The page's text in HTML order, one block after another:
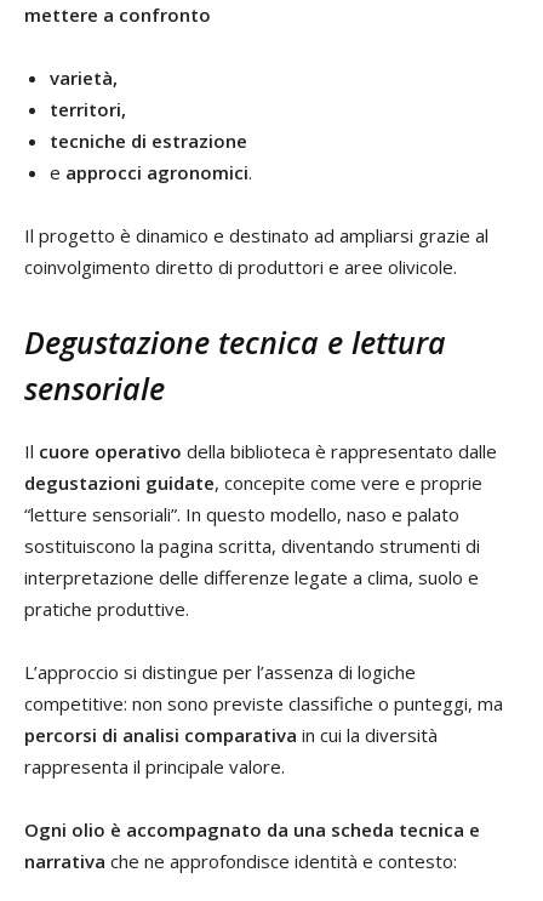
mettere a confronto
varietà,
territori,
tecniche di estrazione
e approcci agronomici.
Il progetto è dinamico e destinato ad ampliarsi grazie al
coinvolgimento diretto di produttori e aree olivicole.
Degustazione tecnica e lettura
sensoriale
Il cuore operativo della biblioteca è rappresentato dalle
degustazioni guidate, concepite come vere e proprie
“letture sensoriali”. In questo modello, naso e palato
sostituiscono la pagina scritta, diventando strumenti di
interpretazione delle differenze legate a clima, suolo e
pratiche produttive.
L’approccio si distingue per l’assenza di logiche
competitive: non sono previste classifiche o punteggi, ma
percorsi di analisi comparativa in cui la diversità
rappresenta il principale valore.
Ogni olio è accompagnato da una scheda tecnica e
narrativa che ne approfondisce identità e contesto: